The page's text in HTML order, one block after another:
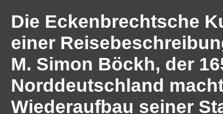
Die Eckenbrechtsche
einer
M. Simon Böckh, der
Norddeutschland
Wiederaufbau seiner